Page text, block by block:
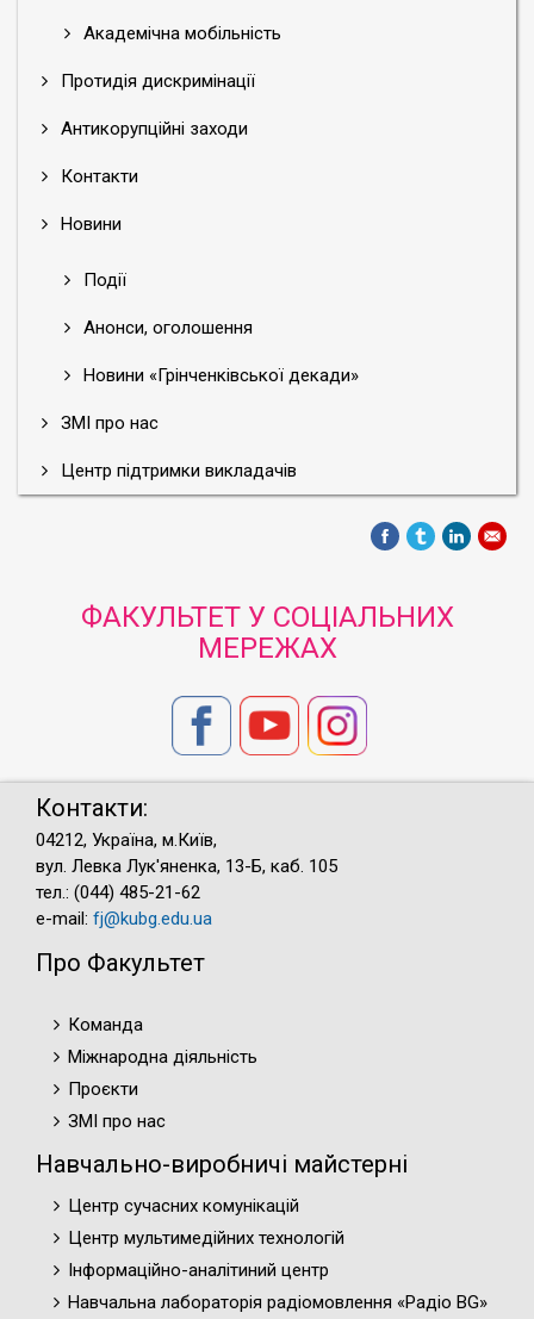
Академічна мобільність
Протидія дискримінації
Антикорупційні заходи
Контакти
Новини
Події
Анонси, оголошення
Новини «Грінченківської декади»
ЗМІ про нас
Центр підтримки викладачів
ФАКУЛЬТЕТ У СОЦІАЛЬНИХ
МЕРЕЖАХ
Контакти:
04212, Україна, м.Київ,
вул. Левка Лук'яненка, 13-Б, каб. 105
тел.: (044) 485-21-62
e-mail: fj@kubg.edu.ua
Про Факультет
Команда
Міжнародна діяльність
Проєкти
ЗМІ про нас
Навчально-виробничі майстерні
Центр сучасних комунікацій
Центр мультимедійних технологій
Інформаційно-аналітиний центр
Навчальна лабораторія радіомовлення «Радіо BG»